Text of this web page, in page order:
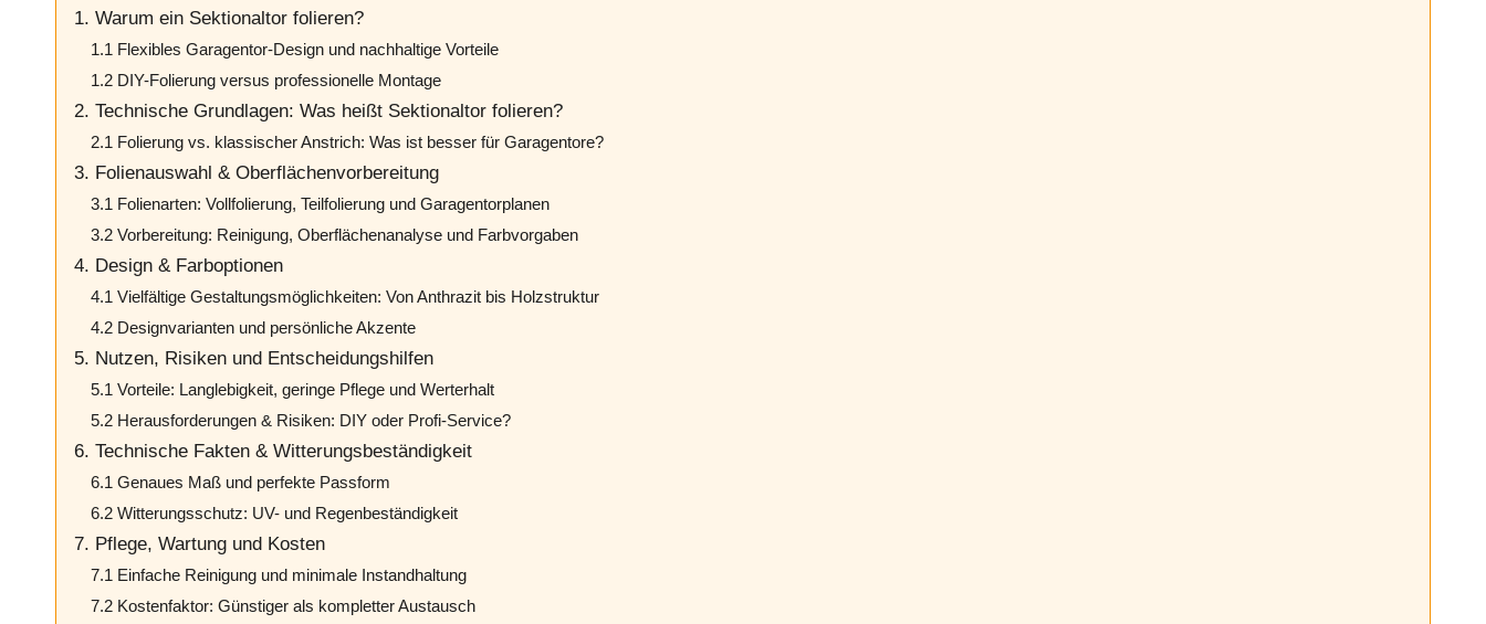
1. Warum ein Sektionaltor folieren?
1.1 Flexibles Garagentor-Design und nachhaltige Vorteile
1.2 DIY-Folierung versus professionelle Montage
2. Technische Grundlagen: Was heißt Sektionaltor folieren?
2.1 Folierung vs. klassischer Anstrich: Was ist besser für Garagentore?
3. Folienauswahl & Oberflächenvorbereitung
3.1 Folienarten: Vollfolierung, Teilfolierung und Garagentorplanen
3.2 Vorbereitung: Reinigung, Oberflächenanalyse und Farbvorgaben
4. Design & Farboptionen
4.1 Vielfältige Gestaltungsmöglichkeiten: Von Anthrazit bis Holzstruktur
4.2 Designvarianten und persönliche Akzente
5. Nutzen, Risiken und Entscheidungshilfen
5.1 Vorteile: Langlebigkeit, geringe Pflege und Werterhalt
5.2 Herausforderungen & Risiken: DIY oder Profi-Service?
6. Technische Fakten & Witterungsbeständigkeit
6.1 Genaues Maß und perfekte Passform
6.2 Witterungsschutz: UV- und Regenbeständigkeit
7. Pflege, Wartung und Kosten
7.1 Einfache Reinigung und minimale Instandhaltung
7.2 Kostenfaktor: Günstiger als kompletter Austausch